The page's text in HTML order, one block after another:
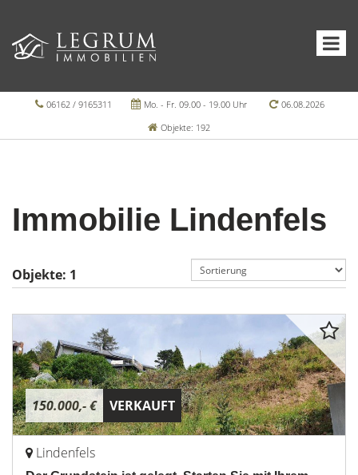
06162 / 9165311 Mo. - Fr. 09.00 - 19.00 Uhr
06.08.2026
Objekte: 192
Immobilie Lindenfels
Objekte: 1
150.000,- € VERKAUFT
Lindenfels